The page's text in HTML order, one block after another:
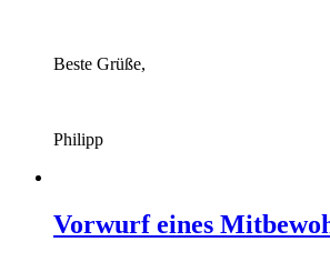
Beste Grüße,
Philipp
Vorwurf eines